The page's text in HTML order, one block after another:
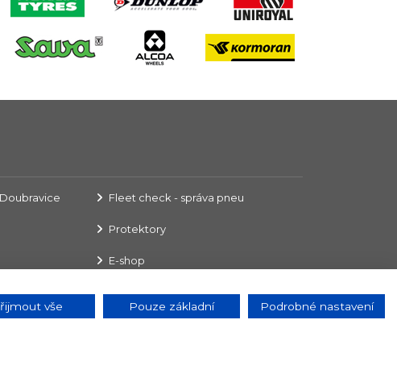
Fleet check - správa pneu
Protektory
E-shop
vše Pouze základní Podrobné nastavení